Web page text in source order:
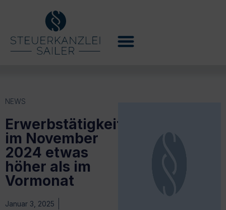
NEWS
Erwerbstätigkeit
im November
2024 etwas
höher als im
Vormonat
Januar 3, 2025